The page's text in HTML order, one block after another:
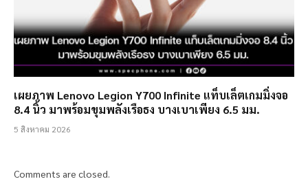
เผยภาพ Lenovo Legion Y700 Infinite แท็บเล็ตเกมมิ่งจอ
8.4 นิ้ว มาพร้อมขุมพลังเรือธง บางเบาเพียง 6.5 มม.
5 สิงหาคม 2026
Comments are closed.